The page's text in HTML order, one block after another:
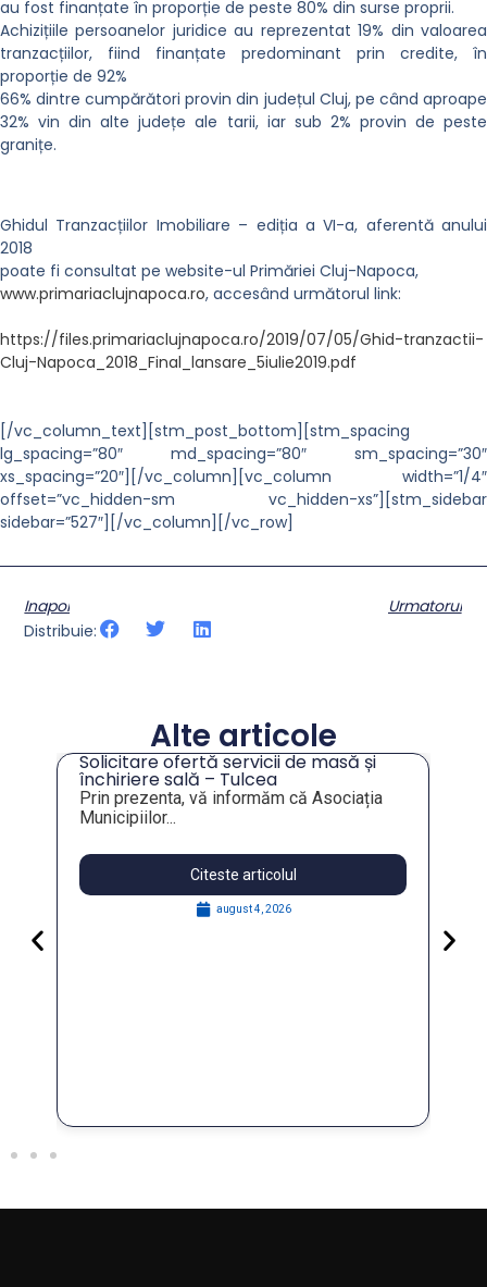
au fost finanțate în proporție de peste 80% din surse proprii.
Achizițiile persoanelor juridice au reprezentat 19% din valoarea
tranzacțiilor, fiind finanțate predominant prin credite, în
proporție de 92%
66% dintre cumpărători provin din județul Cluj, pe când aproape
32% vin din alte județe ale tarii, iar sub 2% provin de peste
granițe.
Ghidul Tranzacțiilor Imobiliare – ediția a VI-a, aferentă anului
2018
poate fi consultat pe website-ul Primăriei Cluj-Napoca,
www.primariaclujnapoca.ro, accesând următorul link:
https://files.primariaclujnapoca.ro/2019/07/05/Ghid-tranzactii-
Cluj-Napoca_2018_Final_lansare_5iulie2019.pdf
[/vc_column_text][stm_post_bottom][stm_spacing
lg_spacing=”80″ md_spacing=”80″ sm_spacing=”30″
xs_spacing=”20″][/vc_column][vc_column width=”1/4″
offset=”vc_hidden-sm vc_hidden-xs”][stm_sidebar
sidebar=”527″][/vc_column][/vc_row]
Inapoi
Urmatorul
Distribuie:
Alte articole
Solicitare ofertă servicii de masă și
închiriere sală – Tulcea
Prin prezenta, vă informăm că Asociația
Municipiilor...
Citeste articolul
august 4, 2026